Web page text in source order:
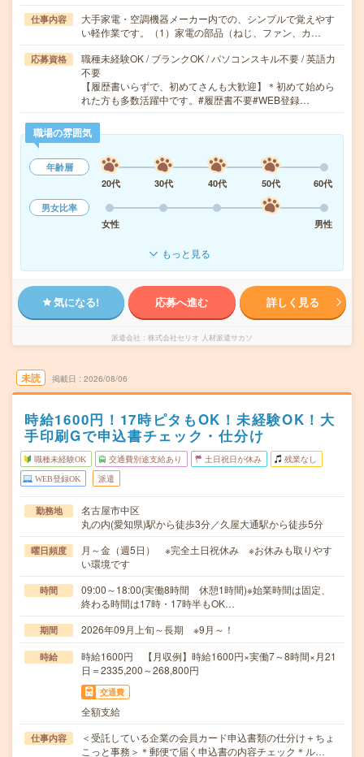
仕事内容
大手家電・空調機器メーカー内での、シンプルで覚えやす
い軽作業です。（1）家電の部品（ねじ、ファン、カ…
応募資格
職種未経験OK / ブランクOK / パソコンスキル不要 / 英語力
不要
【履歴書いらずで、初めてさんも大歓迎】＊初めて始めら
れた方も多数活躍中です。#履歴書不要#WEB登録…
職場の雰囲気
年齢層
20代
30代 40代 50代
60代
男女比率
女性
男性
もっと見る
気になる! 応募へ進む 詳しく見る
派遣会社 株式会社セリオ 人材派遣サカソ
未読 掲載日 2026/08/06
時給1600円！17時ピタもOK！未経験OK！大
手印刷Gで申込書チェック・仕分け
職種未経験OK 交通費別途支給あり 土日祝日が休み 残業なし
WEB登録OK 派遣
勤務地
名古屋市中区
丸の内(愛知県)駅から徒歩3分／久屋大通駅から徒歩5分
曜日頻度
月～金（週5日） ※完全土日祝休み ※お休みも取りやす
い環境です
時間
09:00～18:00(実働8時間 休憩1時間)※始業時間は固定、
終わる時間は17時・17時半もOK…
期間 2026年09月上旬～長期 ※9月～！
時給
時給1600円 【月収例】時給1600円×実働7～8時間×月21
日＝2335,200～268,800円
交通費
全額支給
仕事内容
＜受託している企業の会員カード申込書類の仕分け＋ちょ
こっと事務＞＊郵便で届く申込書の内容チェック＊ル…